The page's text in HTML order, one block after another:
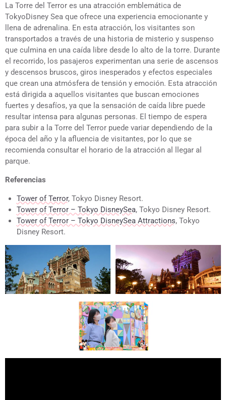
La Torre del Terror es una atracción emblemática de
TokyoDisney Sea que ofrece una experiencia emocionante y
llena de adrenalina. En esta atracción, los visitantes son
transportados a través de una historia de misterio y suspenso
que culmina en una caída libre desde lo alto de la torre. Durante
el recorrido, los pasajeros experimentan una serie de ascensos
y descensos bruscos, giros inesperados y efectos especiales
que crean una atmósfera de tensión y emoción. Esta atracción
está dirigida a aquellos visitantes que buscan emociones
fuertes y desafíos, ya que la sensación de caída libre puede
resultar intensa para algunas personas. El tiempo de espera
para subir a la Torre del Terror puede variar dependiendo de la
época del año y la afluencia de visitantes, por lo que se
recomienda consultar el horario de la atracción al llegar al
parque.
Referencias
Tower of Terror, Tokyo Disney Resort.
Tower of Terror – Tokyo DisneySea, Tokyo Disney Resort.
Tower of Terror – Tokyo DisneySea Attractions, Tokyo
Disney Resort.